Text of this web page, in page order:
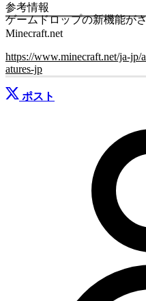
参考情報
ゲームドロップの新機能が
Minecraft.net
https://www.minecraft.net/ja-jp/
atures-jp
ポスト